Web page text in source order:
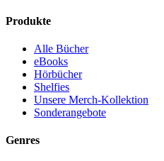
Produkte
Alle Bücher
eBooks
Hörbücher
Shelfies
Unsere Merch-Kollektion
Sonderangebote
Genres